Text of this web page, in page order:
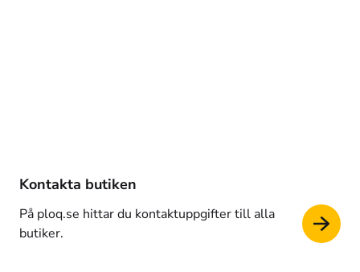
Kontakta butiken
På ploq.se hittar du kontaktuppgifter till alla
butiker.